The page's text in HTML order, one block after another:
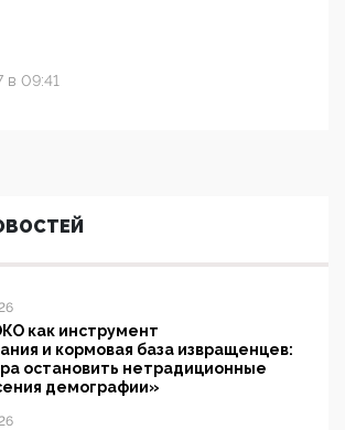
в 09:41
как инструмент
и кормовая база извращенцев:
остановить нетрадиционные
демографии»